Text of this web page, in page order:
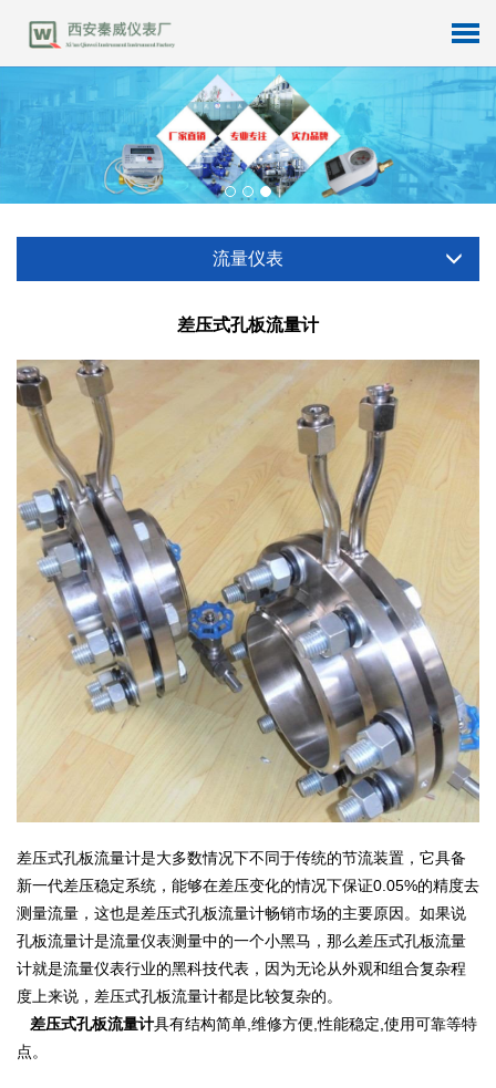
流量仪表
差压式孔板流量计
差压式孔板流量计是大多数情况下不同于传统的节流装置，它具备
新一代差压稳定系统，能够在差压变化的情况下保证0.05%的精度去
测量流量，这也是差压式孔板流量计畅销市场的主要原因。如果说
孔板流量计是流量仪表测量中的一个小黑马，那么差压式孔板流量
计就是流量仪表行业的黑科技代表，因为无论从外观和组合复杂程
度上来说，差压式孔板流量计都是比较复杂的。
差压式孔板流量计具有结构简单,维修方便,性能稳定,使用可靠等特
点。